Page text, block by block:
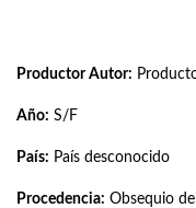
Productor Autor:
Año: S/F
País: País desconocido
Procedencia: Obsequio